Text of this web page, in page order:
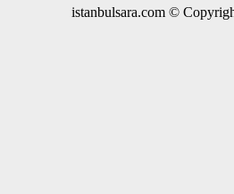
istanbulsara.com ©